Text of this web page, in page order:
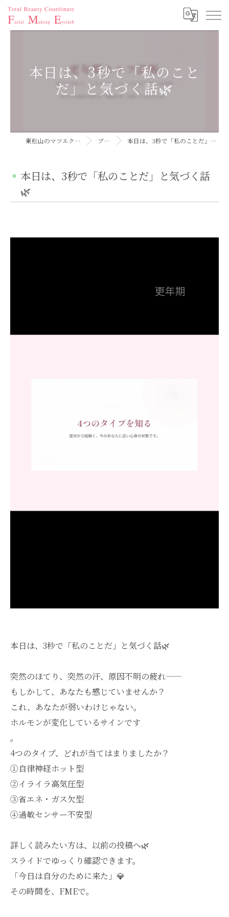
本日は、3秒で「私のこと
だ」と気づく話🌿
東松山のマツエクならFME ブログ 本日は、3秒で「私のことだ」と気づく話🌿
本日は、3秒で「私のことだ」と気づく話
🌿
本日は、3秒で「私のことだ」と気づく話🌿
突然のほてり、突然の汗、原因不明の疲れ——
もしかして、あなたも感じていませんか？
これ、あなたが弱いわけじゃない。
ホルモンが変化しているサインです
。
4つのタイプ、どれが当てはまりましたか？
①自律神経ホット型
②イライラ高気圧型
③省エネ・ガス欠型
④過敏センサー不安型
詳しく読みたい方は、以前の投稿へ🌿
スライドでゆっくり確認できます。
「今日は自分のために来た」💎
その時間を、FMEで。